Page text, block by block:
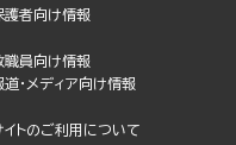
護者向け情報
職員向け情報
道・メディア向け情報
イトのご利用について